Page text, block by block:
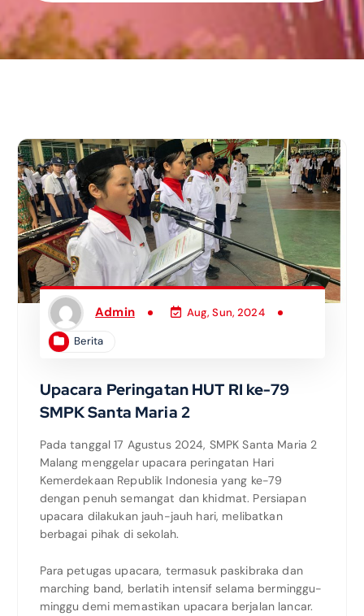
Admin Aug, Sun, 2024
Berita
Upacara Peringatan HUT RI ke-79
SMPK Santa Maria 2
Pada tanggal 17 Agustus 2024, SMPK Santa Maria 2
Malang menggelar upacara peringatan Hari
Kemerdekaan Republik Indonesia yang ke-79
dengan penuh semangat dan khidmat. Persiapan
upacara dilakukan jauh-jauh hari, melibatkan
berbagai pihak di sekolah.
Para petugas upacara, termasuk paskibraka dan
marching band, berlatih intensif selama berminggu-
minggu demi memastikan upacara berjalan lancar.